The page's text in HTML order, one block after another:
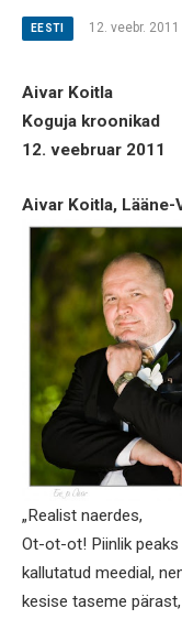
EESTI 12. veebr. 2011
Aivar Koitla
Koguja kroonikad
12. veebruar 2011
Aivar Koitla, Lääne-
„Realist naerdes,
Ot-ot-ot! Piinlik
kallutatud meedial,
kesise taseme